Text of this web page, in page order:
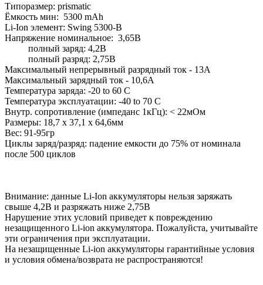
Типоразмер: prismatic
Ёмкость мин: 5300 mAh
Li-Ion элемент: Swing 5300-B
Напряжение номинальное: 3,65В
полный заряд: 4,2В
полный разряд: 2,75В
Максимальный непрерывный разрядный ток - 13А
Максимальный зарядный ток - 10,6А
Температура заряда: -20 to 60 C
Температура эксплуатации: -40 to 70 C
Внутр. сопротивление (импеданс 1кГц): < 22мОм
Размеры: 18,7 х 37,1 х 64,6мм
Вес: 91-95гр
Циклы заряд/разряд: падение емкости до 75% от номинала
после 500 циклов
Внимание: данные Li-Ion аккумуляторы нельзя заряжать
свыше 4,2В и разряжать ниже 2,75В
Нарушение этих условий приведет к повреждению
незащищенного Li-ion аккумулятора. Пожалуйста, учитывайте
эти ограничения при эксплуатации.
На незащищенные Li-ion аккумуляторы гарантийные условия
и условия обмена/возврата не распространяются!